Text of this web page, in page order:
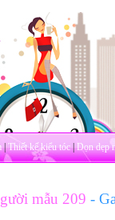
|Thiết kế kiểu tóc|Dọn dẹp
mẫu 209-